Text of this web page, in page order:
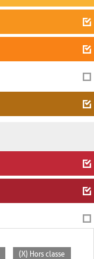
(X) Hors classe